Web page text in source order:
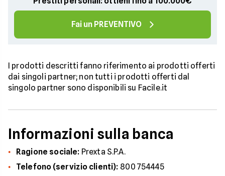
Fai un PREVENTIVO
I prodotti descritti fanno riferimento ai prodotti offerti
dai singoli partner; non tutti i prodotti offerti dal
singolo partner sono disponibili su Facile.it
Informazioni sulla banca
Ragione sociale: Prexta S.P.A.
Telefono (servizio clienti): 800 754445